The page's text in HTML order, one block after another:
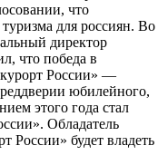
что
для россиян. Во
директор
что победа в
России» —
юбилейного,
этого года стал
Обладатель
России» будет владеть